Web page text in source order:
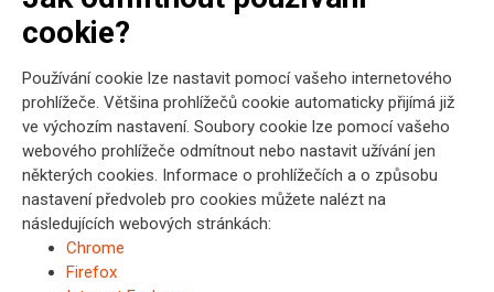
cookie?
Používání cookie lze nastavit pomocí vašeho internetového
prohlížeče. Většina prohlížečů cookie automaticky přijímá již
ve výchozím nastavení. Soubory cookie lze pomocí vašeho
webového prohlížeče odmítnout nebo nastavit užívání jen
některých cookies. Informace o prohlížečích a o způsobu
nastavení předvoleb pro cookies můžete nalézt na
následujících webových stránkách:
Chrome
Firefox